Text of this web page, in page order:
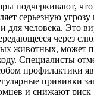
подчеркивают,
серьезную угрозу
для человека. Это
через
животных, может
Специалисты
профилактики
прививки
и снижают риск